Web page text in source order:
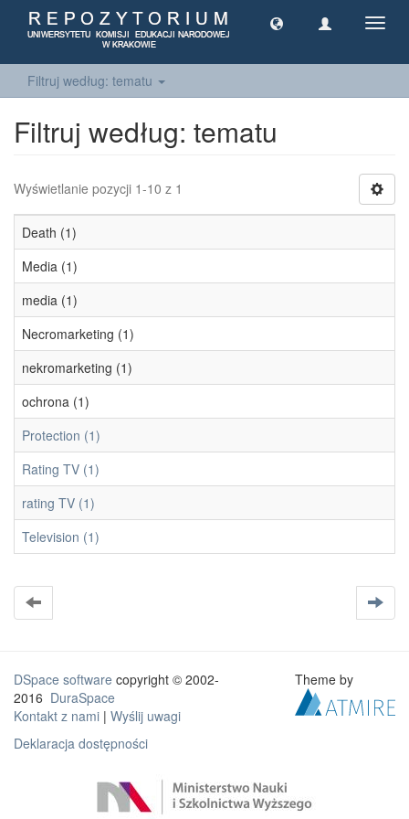
Filtruj według: tematu
Filtruj według: tematu
Wyświetlanie pozycji 1-10 z 1
Death (1)
Media (1)
media (1)
Necromarketing (1)
nekromarketing (1)
ochrona (1)
Protection (1)
Rating TV (1)
rating TV (1)
Television (1)
DSpace software copyright © 2002-
2016 DuraSpace
Kontakt z nami | Wyślij uwagi
Deklaracja dostępności
Theme by